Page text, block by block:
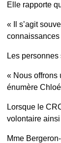
Elle rapporte
« Il s’agit
Les
« Nous offrons
énumère
Lorsque le
volontaire ainsi
Mme